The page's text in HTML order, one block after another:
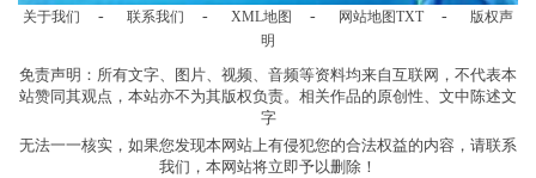
关于我们 - 联系我们 - XML地图 - 网站地图TXT -
版权声
明
免责声明：所有文字、图片、视频、音频等资料均来自互联网，不代表本
站赞同其观点，本站亦不为其版权负责。相关作品的原创性、文中陈述文
字
无法一一核实，如果您发现本网站上有侵犯您的合法权益的内容，请联系
我们，本网站将立即予以删除！